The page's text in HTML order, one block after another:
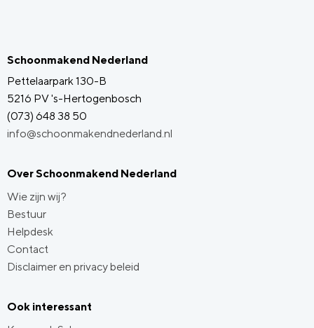
Schoonmakend Nederland
Pettelaarpark 130-B
5216 PV 's-Hertogenbosch
(073) 648 38 50
info@schoonmakendnederland.nl
Over Schoonmakend Nederland
Wie zijn wij?
Bestuur
Helpdesk
Contact
Disclaimer en privacy beleid
Ook interessant